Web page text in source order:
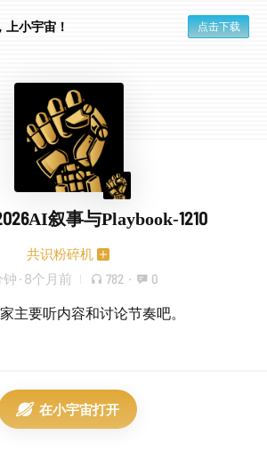
上小宇宙！ 点击下载
叙事与Playbook-1210
共识粉碎机
钟 · 8个月前 782 · 0
主要听内容和讨论节奏吧。
在小宇宙打开